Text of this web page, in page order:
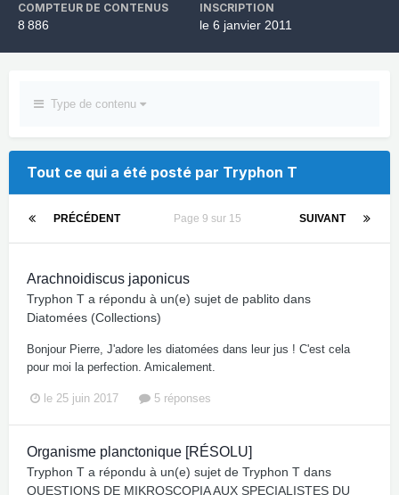
COMPTEUR DE CONTENUS
8 886
INSCRIPTION
le 6 janvier 2011
Type de contenu
Tout ce qui a été posté par Tryphon T
PRÉCÉDENT SUIVANT
Page 9 sur 15
Arachnoidiscus japonicus
Tryphon T a répondu à un(e) sujet de pablito dans
Diatomées (Collections)
Bonjour Pierre, J'adore les diatomées dans leur jus ! C'est cela
pour moi la perfection. Amicalement.
le 25 juin 2017 5 réponses
Organisme planctonique [RÉSOLU]
Tryphon T a répondu à un(e) sujet de Tryphon T dans
QUESTIONS DE MIKROSCOPIA AUX SPECIALISTES DU